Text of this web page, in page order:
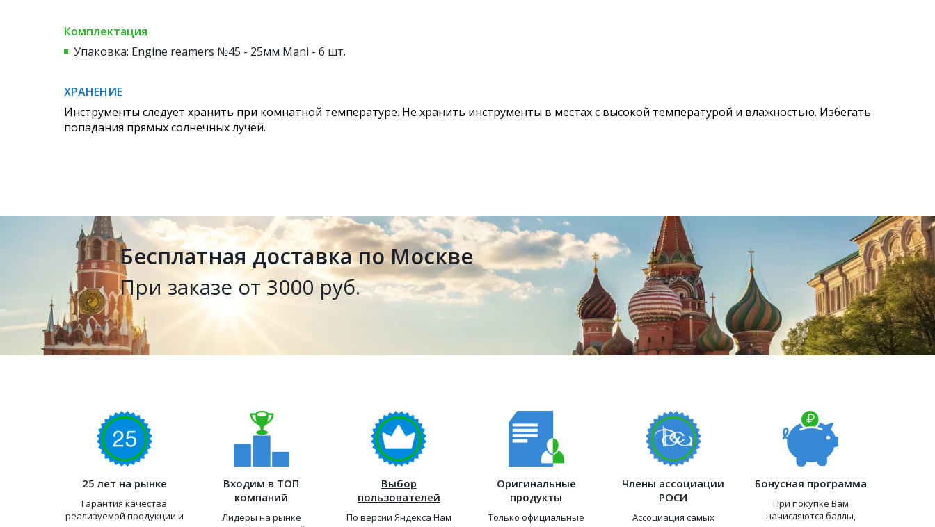
Комплектация
Упаковка: Engine reamers №45 - 25мм Mani - 6 шт.
ХРАНЕНИЕ
Инструменты следует хранить при комнатной температуре. Не хранить инструменты в местах с высокой температурой и влажностью. Избегать
попадания прямых солнечных лучей.
Бесплатная доставка по Москве
При заказе от 3000 руб.
25 лет на рынке
Гарантия качества
реализуемой продукции и
Входим в ТОП
компаний
Лидеры на рынке
Выбор
пользователей
По версии Яндекса Нам
Оригинальные
продукты
Только официальные
Члены ассоциации
РОСИ
Ассоциация самых
Бонусная программа
При покупке Вам
начисляются баллы,